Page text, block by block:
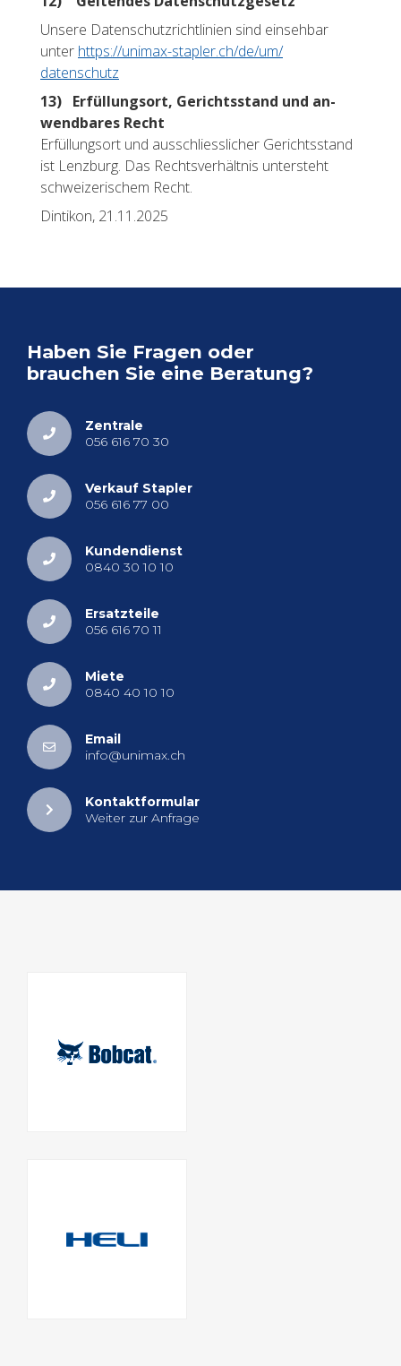
Un­se­re Da­ten­schutz­richt­li­ni­en sind ein­seh­bar
unter https://​unimax-​stapler.​ch/​de/​um/​
datenschutz
13) Er­fül­lungs­ort, Ge­richts­stand und an­
wend­ba­res Recht
Er­fül­lungs­ort und aus­schliess­li­cher Ge­richts­stand
ist Lenz­burg. Das Rechts­ver­hält­nis un­ter­steht
schwei­ze­ri­schem Recht.
Din­ti­kon, 21.11.2025
Haben Sie Fra­gen oder
brau­chen Sie eine Be­ra­tung?
Zen­tra­le
056 616 70 30
Ver­kauf Stap­ler
056 616 77 00
Kun­den­dienst
0840 30 10 10
Er­satz­tei­le
056 616 70 11
Miete
0840 40 10 10
Email
info@​unimax.​ch
Kon­takt­for­mu­lar
Wei­ter zur An­fra­ge